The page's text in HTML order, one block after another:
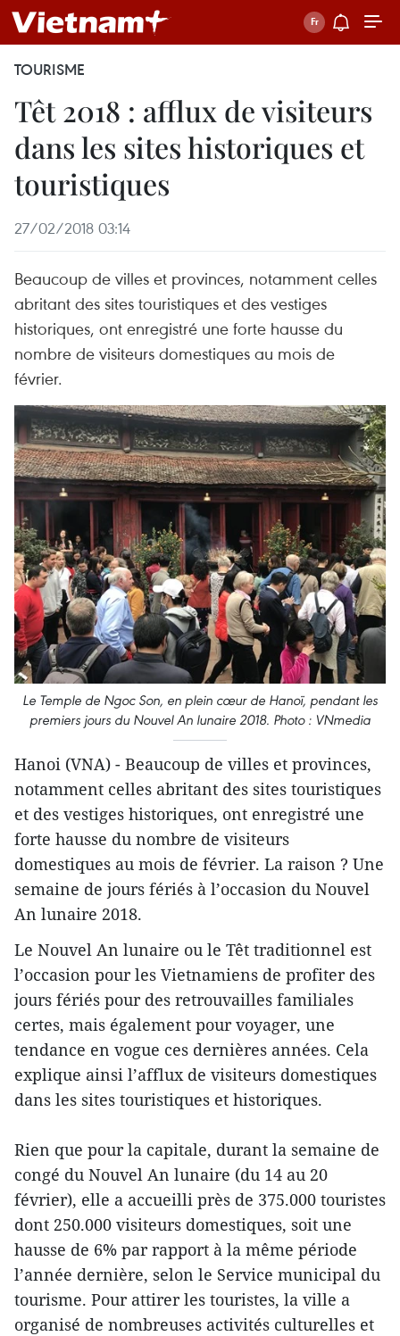
TOURISME
Têt 2018 : afflux de visiteurs
dans les sites historiques et
touristiques
27/02/2018 03:14
Beaucoup de villes et provinces, notamment celles
abritant des sites touristiques et des vestiges
historiques, ont enregistré une forte hausse du
nombre de visiteurs domestiques au mois de
février.
Le Temple de Ngoc Son, en plein cœur de Hanoï, pendant les
premiers jours du Nouvel An lunaire 2018. Photo : VNmedia
Hanoi (VNA) - Beaucoup de villes et provinces,
notamment celles abritant des sites touristiques
et des vestiges historiques, ont enregistré une
forte hausse du nombre de visiteurs
domestiques au mois de février. La raison ? Une
semaine de jours fériés à l’occasion du Nouvel
An lunaire 2018.
Le Nouvel An lunaire ou le Têt traditionnel est
l’occasion pour les Vietnamiens de profiter des
jours fériés pour des retrouvailles familiales
certes, mais également pour voyager, une
tendance en vogue ces dernières années. Cela
explique ainsi l’afflux de visiteurs domestiques
dans les sites touristiques et historiques.
Rien que pour la capitale, durant la semaine de
congé du Nouvel An lunaire (du 14 au 20
février), elle a accueilli près de 375.000 touristes
dont 250.000 visiteurs domestiques, soit une
hausse de 6% par rapport à la même période
l’année dernière, selon le Service municipal du
tourisme. Pour attirer les touristes, la ville a
organisé de nombreuses activités culturelles et